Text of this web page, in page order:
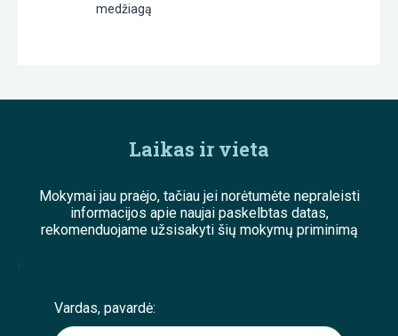
medžiagą
Laikas ir vieta
Mokymai jau praėjo, tačiau jei norėtumėte nepraleisti
informacijos apie naujai paskelbtas datas,
rekomenduojame užsisakyti šių mokymų priminimą
;
Vardas, pavardė: